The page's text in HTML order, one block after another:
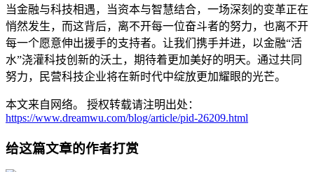
当金融与科技相遇，当资本与智慧结合，一场深刻的变革正在
悄然发生，而这背后，离不开每一位奋斗者的努力，也离不开
每一个愿意伸出援手的支持者。让我们携手并进，以金融“活
水”浇灌科技创新的沃土，期待着更加美好的明天。通过共同
努力，民营科技企业将在新时代中绽放更加耀眼的光芒。
本文来自网络。 授权转载请注明出处：
https://www.dreamwu.com/blog/article/pid-26209.html
给这篇文章的作者打赏